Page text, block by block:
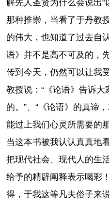
解先人圣贤为什么会说出“
那种推崇，当看了于丹教
的伟大，也知道了过去自
语》并不是高不可及的，
传到今天，仍然可以让我
教授说：“《论语》告诉
的。”、“《论语》的真谛
能过上我们心灵所需要的
当这本书被我认认真真地
把现代社会、现代人的生
给予的精辟阐释表示喝彩
得，于我这等凡夫俗子来